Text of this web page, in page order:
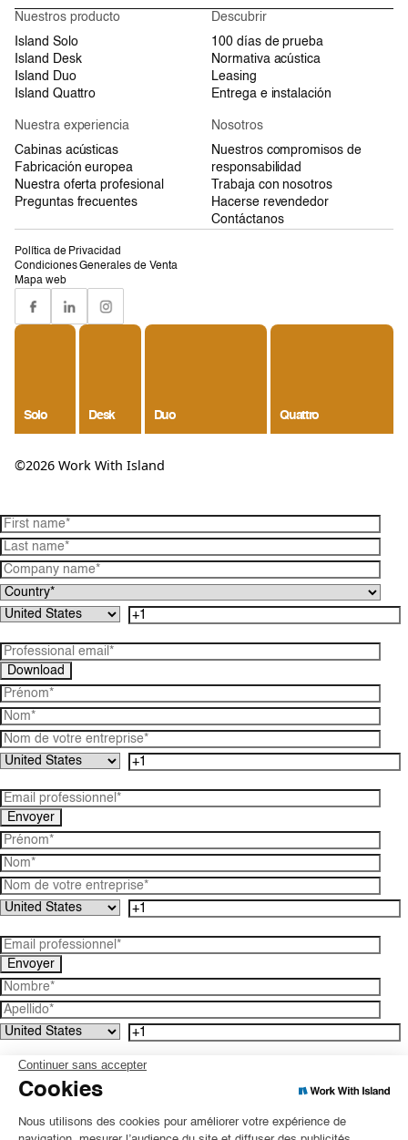
Nuestros producto
Island Solo
Island Desk
Island Duo
Island Quattro
Descubrir
100 días de prueba
Normativa acústica
Leasing
Entrega e instalación
Nuestra experiencia
Cabinas acústicas
Fabricación europea
Nuestra oferta profesional
Preguntas frecuentes
Nosotros
Nuestros compromisos de
responsabilidad
Trabaja con nosotros
Hacerse revendedor
Contáctanos
Política de Privacidad
Condiciones Generales de Venta
Mapa web
Solo Desk Duo Quattro
©2026 Work With Island